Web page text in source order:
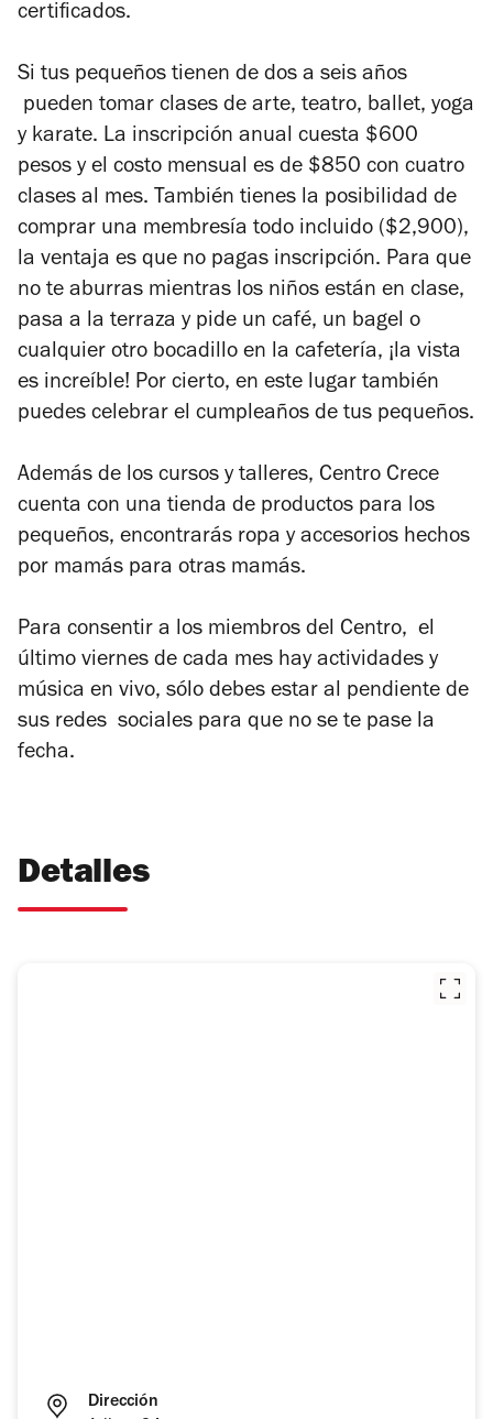
certificados.
Si tus pequeños tienen de dos a seis años
pueden tomar clases de arte, teatro, ballet, yoga
y karate. La inscripción anual cuesta $600
pesos y el costo mensual es de $850 con cuatro
clases al mes. También tienes la posibilidad de
comprar una membresía todo incluido ($2,900),
la ventaja es que no pagas inscripción. Para que
no te aburras mientras los niños están en clase,
pasa a la terraza y pide un café, un bagel o
cualquier otro bocadillo en la cafetería, ¡la vista
es increíble! Por cierto, en este lugar también
puedes celebrar el cumpleaños de tus pequeños.
Además de los cursos y talleres, Centro Crece
cuenta con una tienda de productos para los
pequeños, encontrarás ropa y accesorios hechos
por mamás para otras mamás.
Para consentir a los miembros del Centro, el
último viernes de cada mes hay actividades y
música en vivo, sólo debes estar al pendiente de
sus redes sociales para que no se te pase la
fecha.
Detalles
Dirección